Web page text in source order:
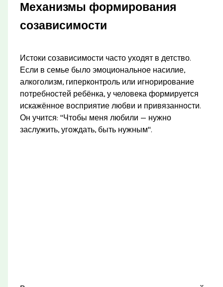
Механизмы формирования
созависимости
Истоки созависимости часто уходят в детство.
Если в семье было эмоциональное насилие,
алкоголизм, гиперконтроль или игнорирование
потребностей ребёнка, у человека формируется
искажённое восприятие любви и привязанности.
Он учится: "Чтобы меня любили — нужно
заслужить, угождать, быть нужным".